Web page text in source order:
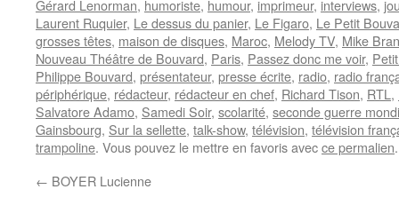
Gérard Lenorman, humoriste, humour, imprimeur, interviews,
Laurent Ruquier, Le dessus du panier, Le Figaro, Le Petit
grosses têtes, maison de disques, Maroc, Melody TV, Mike
Nouveau Théâtre de Bouvard, Paris, Passez donc me voir,
Philippe Bouvard, présentateur, presse écrite, radio, radio
périphérique, rédacteur, rédacteur en chef, Richard Tison, RTL ,
Salvatore Adamo, Samedi Soir, scolarité, seconde guerre
Gainsbourg, Sur la sellette, talk-show, télévision, télévision
trampoline. Vous pouvez le mettre en favoris avecce permalien.
← BOYER Lucienne